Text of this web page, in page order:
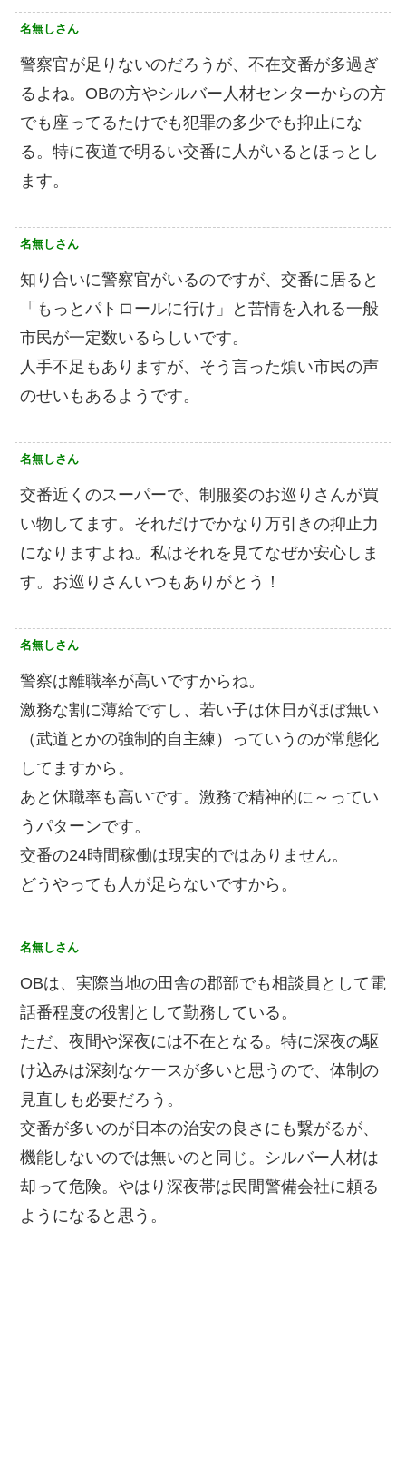
名無しさん
警察官が足りないのだろうが、不在交番が多過ぎ
るよね。OBの方やシルバー人材センターからの方
でも座ってるたけでも犯罪の多少でも抑止にな
る。特に夜道で明るい交番に人がいるとほっとし
ます。
名無しさん
知り合いに警察官がいるのですが、交番に居ると
「もっとパトロールに行け」と苦情を入れる一般
市民が一定数いるらしいです。
人手不足もありますが、そう言った煩い市民の声
のせいもあるようです。
名無しさん
交番近くのスーパーで、制服姿のお巡りさんが買
い物してます。それだけでかなり万引きの抑止力
になりますよね。私はそれを見てなぜか安心しま
す。お巡りさんいつもありがとう！
名無しさん
警察は離職率が高いですからね。
激務な割に薄給ですし、若い子は休日がほぼ無い
（武道とかの強制的自主練）っていうのが常態化
してますから。
あと休職率も高いです。激務で精神的に～ってい
うパターンです。
交番の24時間稼働は現実的ではありません。
どうやっても人が足らないですから。
名無しさん
OBは、実際当地の田舎の郡部でも相談員として電
話番程度の役割として勤務している。
ただ、夜間や深夜には不在となる。特に深夜の駆
け込みは深刻なケースが多いと思うので、体制の
見直しも必要だろう。
交番が多いのが日本の治安の良さにも繋がるが、
機能しないのでは無いのと同じ。シルバー人材は
却って危険。やはり深夜帯は民間警備会社に頼る
ようになると思う。